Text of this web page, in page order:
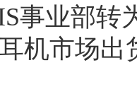
事业部转
机市场出